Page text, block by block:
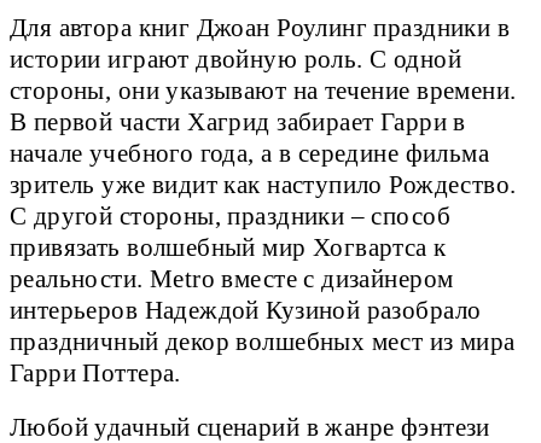
Для автора книг Джоан Роулинг праздники в
истории играют двойную роль. С одной
стороны, они указывают на течение времени.
В первой части Хагрид забирает Гарри в
начале учебного года, а в середине фильма
зритель уже видит как наступило Рождество.
С другой стороны, праздники – способ
привязать волшебный мир Хогвартса к
реальности. Metro вместе с дизайнером
интерьеров Надеждой Кузиной разобрало
праздничный декор волшебных мест из мира
Гарри Поттера.
Любой удачный сценарий в жанре фэнтези